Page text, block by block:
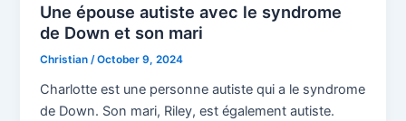
Une épouse autiste avec le syndrome
de Down et son mari
Christian/October 9, 2024
Charlotte est une personne autiste qui a le syndrome
de Down. Son mari, Riley, est également autiste.